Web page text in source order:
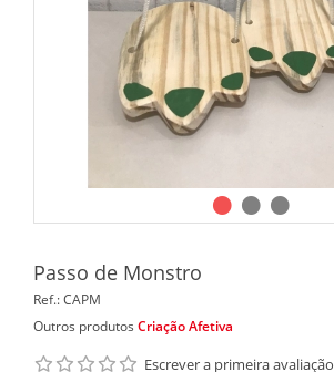
Passo de Monstro
Ref.:CAPM
Outros produtos Criação Afetiva
Escrever a primeira avaliação